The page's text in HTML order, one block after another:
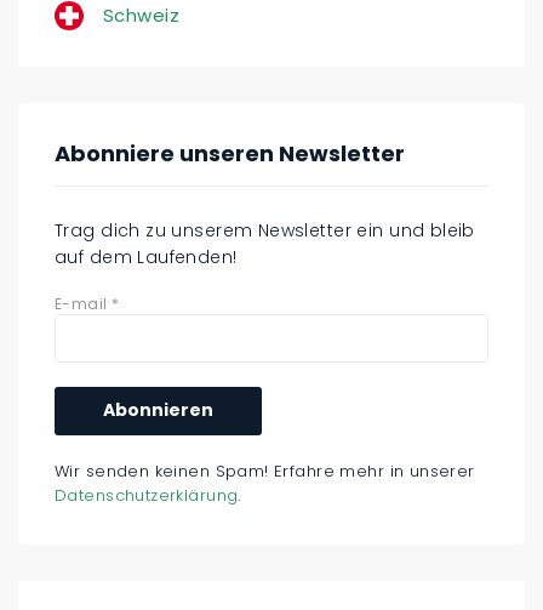
Schweiz
Abonniere unseren Newsletter
Trag dich zu unserem Newsletter ein und bleib
auf dem Laufenden!
E-mail *
Wir senden keinen Spam! Erfahre mehr in unserer
Datenschutzerklärung.